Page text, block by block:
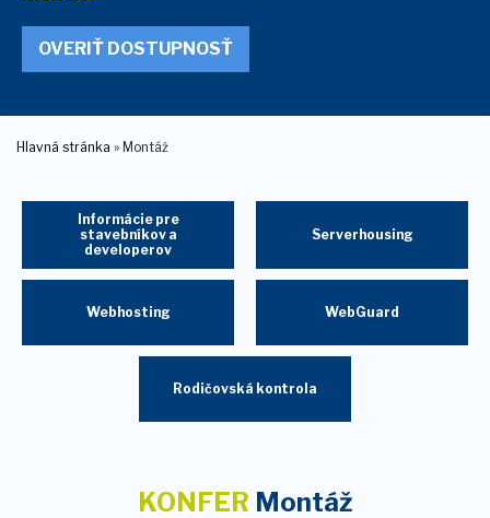
OVERIŤ DOSTUPNOSŤ
Hlavná stránka » Montáž
Informácie pre
stavebníkov a
developerov
Serverhousing
Webhosting WebGuard
Rodičovská kontrola
KONFER Montáž